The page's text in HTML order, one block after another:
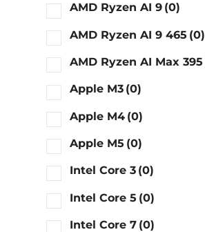
AMD Ryzen AI 9 (0)
AMD Ryzen AI 9 465 (0)
AMD Ryzen AI Max 395
Apple M3 (0)
Apple M4 (0)
Apple M5 (0)
Intel Core 3 (0)
Intel Core 5 (0)
Intel Core 7 (0)